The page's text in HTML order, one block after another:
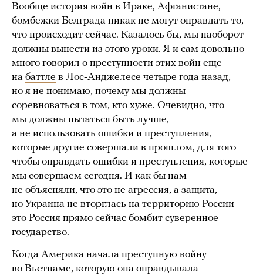
Вообще история войн в Ираке, Афганистане,
бомбежки Белграда никак не могут оправдать то,
что происходит сейчас. Казалось бы, мы наоборот
должны вынести из этого уроки. Я и сам довольно
много говорил о преступности этих войн еще
на баттле в Лос-Анджелесе четыре года назад,
но я не понимаю, почему мы должны
соревноваться в том, кто хуже. Очевидно, что
мы должны пытаться быть лучше,
а не использовать ошибки и преступления,
которые другие совершали в прошлом, для того
чтобы оправдать ошибки и преступления, которые
мы совершаем сегодня. И как бы нам
не объясняли, что это не агрессия, а защита,
но Украина не вторглась на территорию России —
это Россия прямо сейчас бомбит суверенное
государство.
Когда Америка начала преступную войну
во Вьетнаме, которую она оправдывала